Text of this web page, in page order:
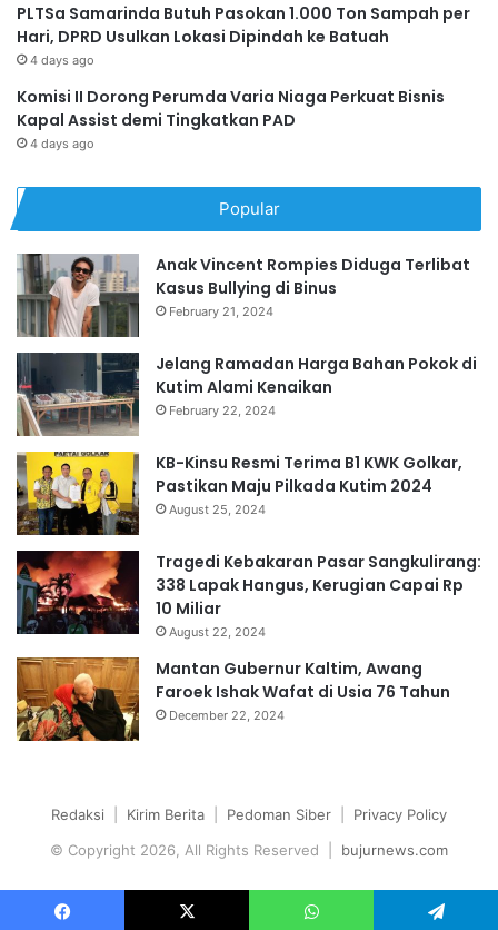
PLTSa Samarinda Butuh Pasokan 1.000 Ton Sampah per
Hari, DPRD Usulkan Lokasi Dipindah ke Batuah
4 days ago
Komisi II Dorong Perumda Varia Niaga Perkuat Bisnis
Kapal Assist demi Tingkatkan PAD
4 days ago
Popular
Anak Vincent Rompies Diduga Terlibat
Kasus Bullying di Binus
February 21, 2024
Jelang Ramadan Harga Bahan Pokok di
Kutim Alami Kenaikan
February 22, 2024
KB-Kinsu Resmi Terima B1 KWK Golkar,
Pastikan Maju Pilkada Kutim 2024
August 25, 2024
Tragedi Kebakaran Pasar Sangkulirang:
338 Lapak Hangus, Kerugian Capai Rp
10 Miliar
August 22, 2024
Mantan Gubernur Kaltim, Awang
Faroek Ishak Wafat di Usia 76 Tahun
December 22, 2024
Redaksi Kirim Berita Pedoman Siber
Privacy Policy
© Copyright 2026, All Rights Reserved | bujurnews.com